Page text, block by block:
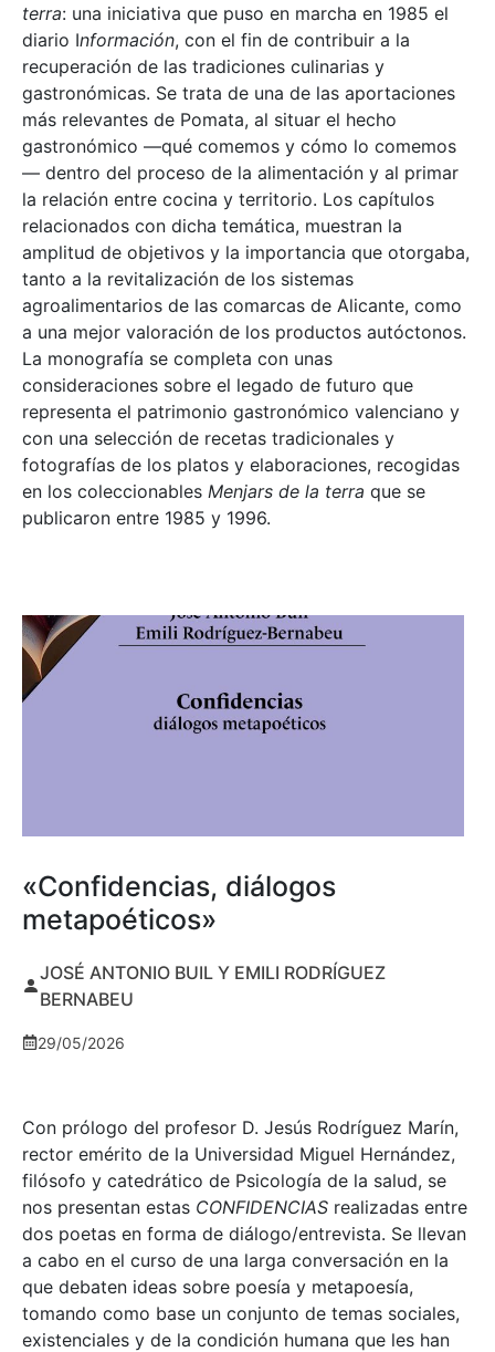
terra: una iniciativa que puso en marcha en 1985 el
diario Información, con el fin de contribuir a la
recuperación de las tradiciones culinarias y
gastronómicas. Se trata de una de las aportaciones
más relevantes de Pomata, al situar el hecho
gastronómico —qué comemos y cómo lo comemos
— dentro del proceso de la alimentación y al primar
la relación entre cocina y territorio. Los capítulos
relacionados con dicha temática, muestran la
amplitud de objetivos y la importancia que otorgaba,
tanto a la revitalización de los sistemas
agroalimentarios de las comarcas de Alicante, como
a una mejor valoración de los productos autóctonos.
La monografía se completa con unas
consideraciones sobre el legado de futuro que
representa el patrimonio gastronómico valenciano y
con una selección de recetas tradicionales y
fotografías de los platos y elaboraciones, recogidas
en los coleccionables Menjars de la terra que se
publicaron entre 1985 y 1996.
«Confidencias, diálogos
metapoéticos»
JOSÉ ANTONIO BUIL Y EMILI RODRÍGUEZ
BERNABEU
29/05/2026
Con prólogo del profesor D. Jesús Rodríguez Marín,
rector emérito de la Universidad Miguel Hernández,
filósofo y catedrático de Psicología de la salud, se
nos presentan estas CONFIDENCIAS realizadas entre
dos poetas en forma de diálogo/entrevista. Se llevan
a cabo en el curso de una larga conversación en la
que debaten ideas sobre poesía y metapoesía,
tomando como base un conjunto de temas sociales,
existenciales y de la condición humana que les han